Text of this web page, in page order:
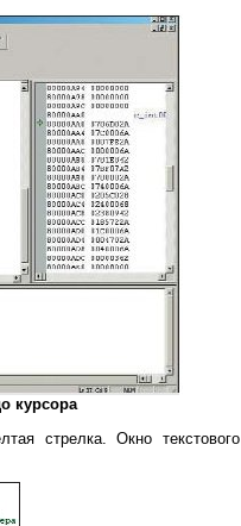
курсора
стрелка. Окно текстового